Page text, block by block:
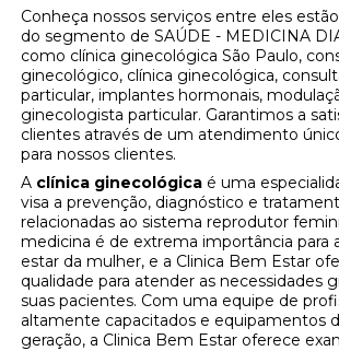
Conheça nossos serviços entre eles
do segmento de SAÚDE - MEDICINA
como clínica ginecológica São Paulo,
ginecológico, clínica ginecológica,
particular, implantes hormonais,
ginecologista particular. Garantimos a
clientes através de um atendimento
para nossos clientes.
A clínica ginecológica é uma
visa a prevenção, diagnóstico e
relacionadas ao sistema reprodutor
medicina é de extrema importância para
estar da mulher, e a Clinica Bem Estar
qualidade para atender as necessidades
suas pacientes. Com uma equipe de
altamente capacitados e equipamentos
geração, a Clinica Bem Estar oferece